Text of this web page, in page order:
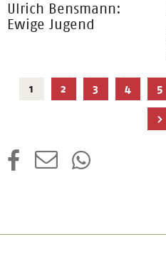
Ulrich Bensmann:
Ewige Jugend
1 Aktuelle
Seite
2 3 4 5